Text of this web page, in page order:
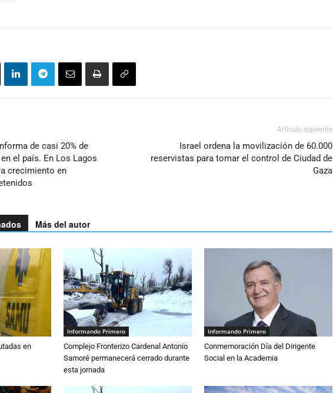
de casi 20% de
el país. En Los Lagos
crecimiento en
Artículo siguiente
Israel ordena la movilización de 60.000
reservistas para tomar el control de Ciudad de
Gaza
Más del autor
en
Informando Primero
Complejo Fronterizo Cardenal Antonio
Samoré permanecerá cerrado durante
esta jornada
Informando Primero
Conmemoración Día del Dirigente
Social en la Academia